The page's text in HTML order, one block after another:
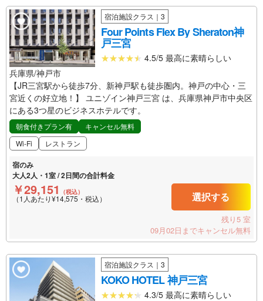
宿泊施設クラス｜3
Four Points Flex By Sheraton神
戸三宮
4.5/5 最高に素晴らしい
兵庫県/神戸市
【JR三宮駅から徒歩7分、新神戸駅も徒歩圏内。神戸の中心・三
宮近くの好立地！】 ユニゾイン神戸三宮 は、兵庫県神戸市中央区
にある3つ星のビジネスホテルです。
朝食付きプラン有
キャンセル無料
Wi-Fi
レストラン
宿のみ
大人2人・1室 / 2日間の合計料金
￥29,151 （税込）
（1人あたり¥14,575・税込） 選択する
残り5 室
09月02日までキャンセル無料
宿泊施設クラス｜3
KOKO HOTEL 神戸三宮
4.3/5 最高に素晴らしい